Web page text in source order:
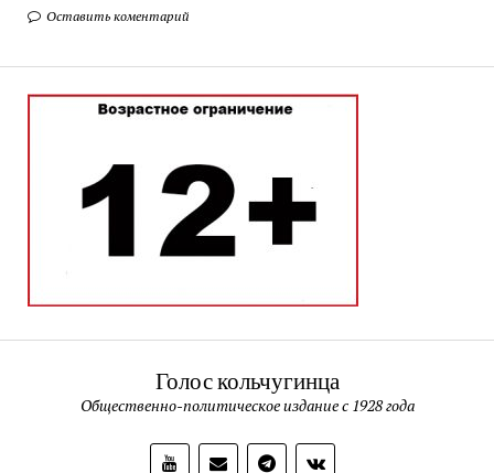
Оставить коментарий
Голос кольчугинца
Общественно-политическое издание с 1928 года